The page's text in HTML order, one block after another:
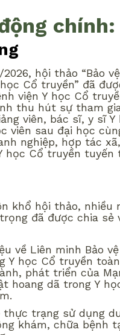
chính:
2026, hội thảo “Bảo
Cổ truyền” đã
viện Y học Cổ
thu hút sự tham
viên, bác sĩ, y sĩ
viên sau đại học
nghiệp, hợp tác
học Cổ truyền
khổ hội thảo, nhiều
đã được chia sẻ
về Liên minh Bảo
Y học Cổ truyền
phát triển của
hoang dã trong Y
thực trạng sử dụng
khám, chữa bệnh